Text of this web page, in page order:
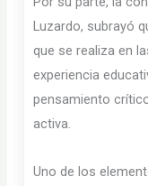
Luzardo, subrayó
que se realiza en
experiencia
pensamiento
activa.
Uno de los